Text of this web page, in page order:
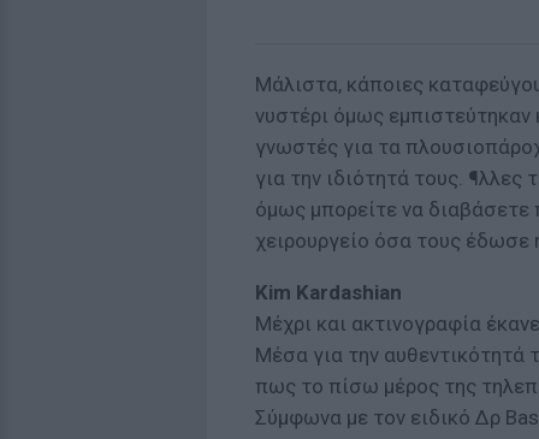
Μάλιστα, κάποιες
νυστέρι όμως εμπιστεύτηκαν
γνωστές για τα
για την ιδιότητά τους.
όμως μπορείτε να
χειρουργείο όσα τους έδωσε
Kim Kardashian
Μέχρι και ακτινογραφία
Μέσα για την αυθεντικότητά
πως το πίσω μέρος της
Σύμφωνα με τον ειδικό Δρ